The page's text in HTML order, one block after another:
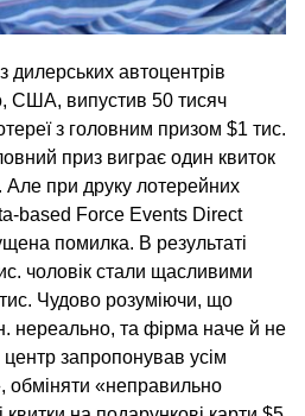
дилерських автоцентрів
США, випустив 50 тисяч
з головним призом $1 тис.
приз виграє один квиток
Але при друку лотерейних
based Force Events Direct
помилка. В результаті
чоловік стали щасливими
Чудово розуміючи, що
нереально, та фірма наче й не
запропонував усім
обміняти «неправильно